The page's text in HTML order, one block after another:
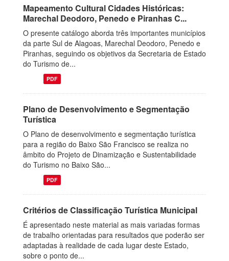
Mapeamento Cultural Cidades Históricas:
Marechal Deodoro, Penedo e Piranhas C...
O presente catálogo aborda três importantes municípios
da parte Sul de Alagoas, Marechal Deodoro, Penedo e
Piranhas, seguindo os objetivos da Secretaria de Estado
do Turismo de...
PDF
Plano de Desenvolvimento e Segmentação
Turística
O Plano de desenvolvimento e segmentação turística
para a região do Baixo São Francisco se realiza no
âmbito do Projeto de Dinamização e Sustentabilidade
do Turismo no Baixo São...
PDF
Critérios de Classificação Turística Municipal
É apresentado neste material as mais variadas formas
de trabalho orientadas para resultados que poderão ser
adaptadas à realidade de cada lugar deste Estado,
sobre o ponto de...